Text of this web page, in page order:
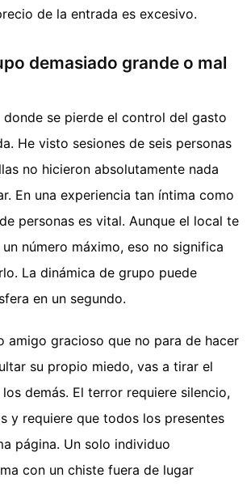
de la entrada es excesivo.
demasiado grande o mal
donde se pierde el control del gasto
He visto sesiones de seis personas
no hicieron absolutamente nada
En una experiencia tan íntima como
personas es vital. Aunque el local te
número máximo, eso no significa
La dinámica de grupo puede
en un segundo.
amigo gracioso que no para de hacer
su propio miedo, vas a tirar el
demás. El terror requiere silencio,
y requiere que todos los presentes
página. Un solo individuo
con un chiste fuera de lugar